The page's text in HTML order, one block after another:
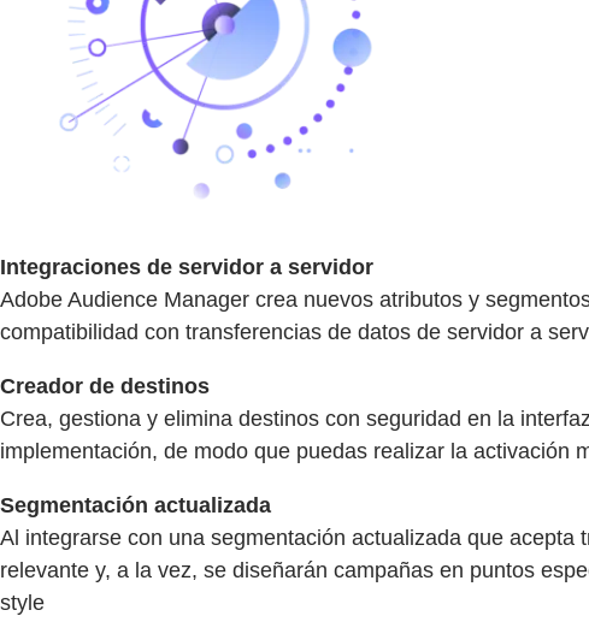
Integraciones de servidor a servidor
Adobe Audience Manager crea nuevos atributos y
compatibilidad con transferencias de datos de servidor a
Creador de destinos
Crea, gestiona y elimina destinos con seguridad en la
implementación, de modo que puedas realizar la activación
Segmentación actualizada
Al integrarse con una segmentación actualizada que
relevante y, a la vez, se diseñarán campañas en puntos
style